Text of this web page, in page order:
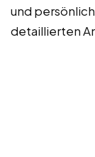
und
detaillierten